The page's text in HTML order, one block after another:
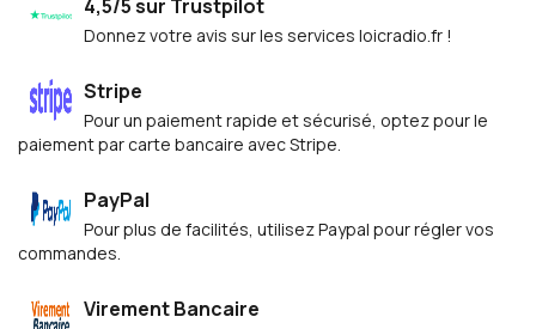
4,5/5 sur Trustpilot
Donnez votre avis sur les services loicradio.fr !
Stripe
Pour un paiement rapide et sécurisé, optez pour le
paiement par carte bancaire avec Stripe.
PayPal
Pour plus de facilités, utilisez Paypal pour régler vos
commandes.
Virement Bancaire